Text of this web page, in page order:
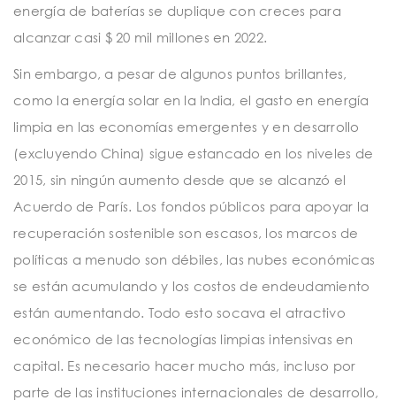
energía de baterías se duplique con creces para
alcanzar casi $ 20 mil millones en 2022.
Sin embargo, a pesar de algunos puntos brillantes,
como la energía solar en la India, el gasto en energía
limpia en las economías emergentes y en desarrollo
(excluyendo China) sigue estancado en los niveles de
2015, sin ningún aumento desde que se alcanzó el
Acuerdo de París. Los fondos públicos para apoyar la
recuperación sostenible son escasos, los marcos de
políticas a menudo son débiles, las nubes económicas
se están acumulando y los costos de endeudamiento
están aumentando. Todo esto socava el atractivo
económico de las tecnologías limpias intensivas en
capital. Es necesario hacer mucho más, incluso por
parte de las instituciones internacionales de desarrollo,